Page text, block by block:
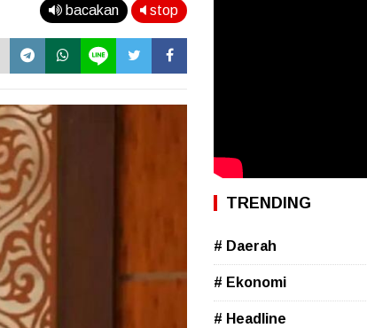
bacakan stop
TRENDING
# Daerah
# Ekonomi
# Headline